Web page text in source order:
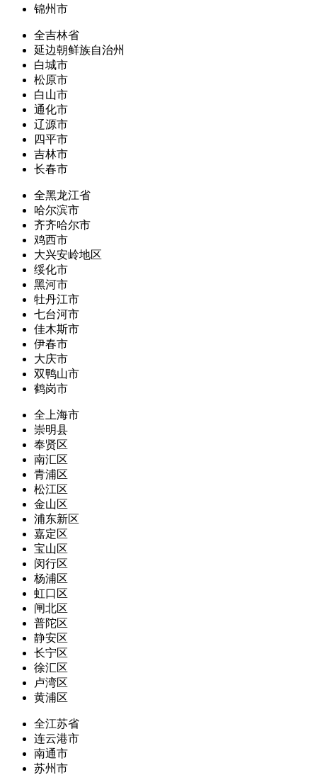
锦州市
全吉林省
延边朝鲜族自治州
白城市
松原市
白山市
通化市
辽源市
四平市
吉林市
长春市
全黑龙江省
哈尔滨市
齐齐哈尔市
鸡西市
大兴安岭地区
绥化市
黑河市
牡丹江市
七台河市
佳木斯市
伊春市
大庆市
双鸭山市
鹤岗市
全上海市
崇明县
奉贤区
南汇区
青浦区
松江区
金山区
浦东新区
嘉定区
宝山区
闵行区
杨浦区
虹口区
闸北区
普陀区
静安区
长宁区
徐汇区
卢湾区
黄浦区
全江苏省
连云港市
南通市
苏州市